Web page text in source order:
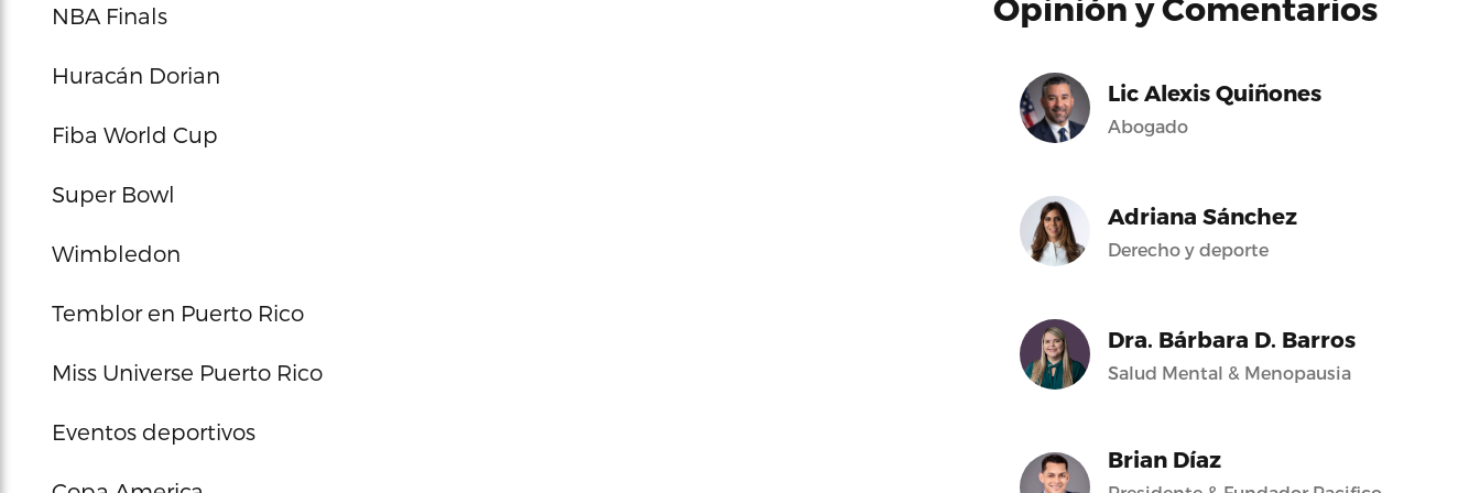
NBA Finals
Huracán Dorian
Fiba World Cup
Super Bowl
Wimbledon
Temblor en Puerto Rico
Miss Universe Puerto Rico
Eventos deportivos
Lic Alexis Quiñones
Abogado
Adriana Sánchez
Derecho y deporte
Dra. Bárbara D. Barros
Salud Mental & Menopausia
Brian Díaz